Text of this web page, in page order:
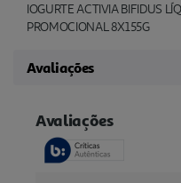
IOGURTE ACTIVIA BIFIDUS
PROMOCIONAL 8X155G
Avaliações